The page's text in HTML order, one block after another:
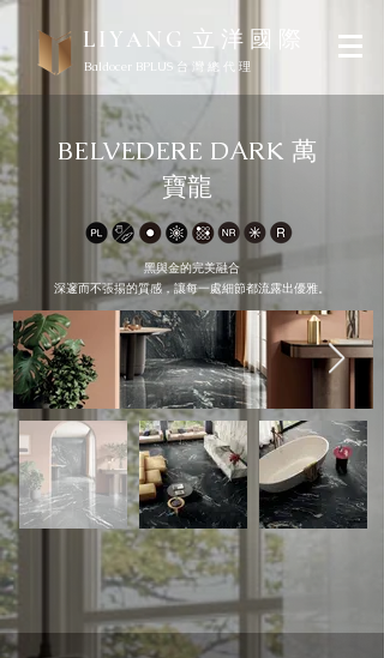
LIYANG 立 洋 國 際
Baldocer BPLUS 台 灣 總 代 理
BELVEDERE DARK 萬
寶龍
黑與金的完美融合
深邃而不張揚的質感，讓每一處細節都流露出優雅。